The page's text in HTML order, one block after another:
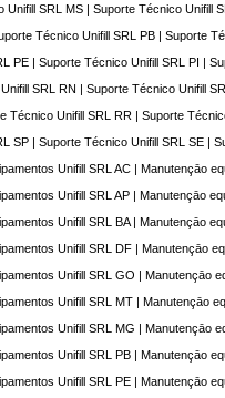
Unifill SRL MS | Suporte Técnico Unifill
Técnico Unifill SRL PB | Suporte
PE | Suporte Técnico Unifill SRL PI |
SRL RN | Suporte Técnico Unifill
Técnico Unifill SRL RR | Suporte
SP | Suporte Técnico Unifill SRL SE |
Unifill SRL AC | Manutençāo
Unifill SRL AP | Manutençāo
Unifill SRL BA | Manutençāo
Unifill SRL DF | Manutençāo
Unifill SRL GO | Manutençāo
Unifill SRL MT | Manutençāo
Unifill SRL MG | Manutençāo
Unifill SRL PB | Manutençāo
Unifill SRL PE | Manutençāo